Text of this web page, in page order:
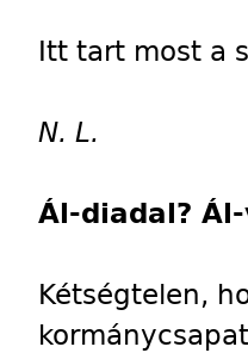
Itt tart most a
N. L.
Ál-diadal?
Kétségtelen,